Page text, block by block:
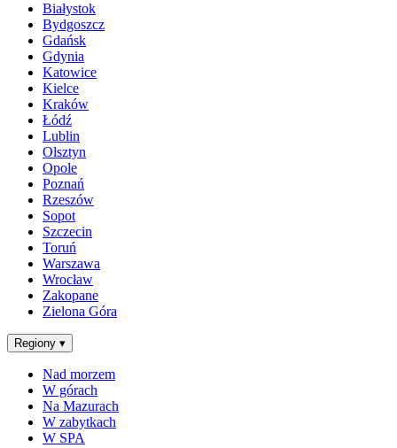
Białystok
Bydgoszcz
Gdańsk
Gdynia
Katowice
Kielce
Kraków
Łódź
Lublin
Olsztyn
Opole
Poznań
Rzeszów
Sopot
Szczecin
Toruń
Warszawa
Wrocław
Zakopane
Zielona Góra
Regiony ▾
Nad morzem
W górach
Na Mazurach
W zabytkach
W SPA